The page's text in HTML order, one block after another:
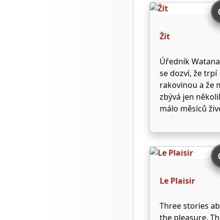
become close.
Together, they
make sense of
chaotic and
around them,
attempting to …
Žít
Úředník
se dozví, že trpí
rakovinou a že
zbývá jen
málo měsíců
Otřesen touto
zprávou,
na vše
a rozptýlit se
návštěvami ve
barech, zkrátka
dohnat všechny
Le Plaisir
Three stories
the pleasure.